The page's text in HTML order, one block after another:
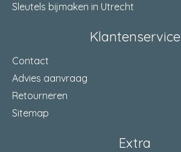
Sleutels bijmaken in Utrecht
Klantenservice
Contact
Advies aanvraag
Retourneren
Sitemap
Extra